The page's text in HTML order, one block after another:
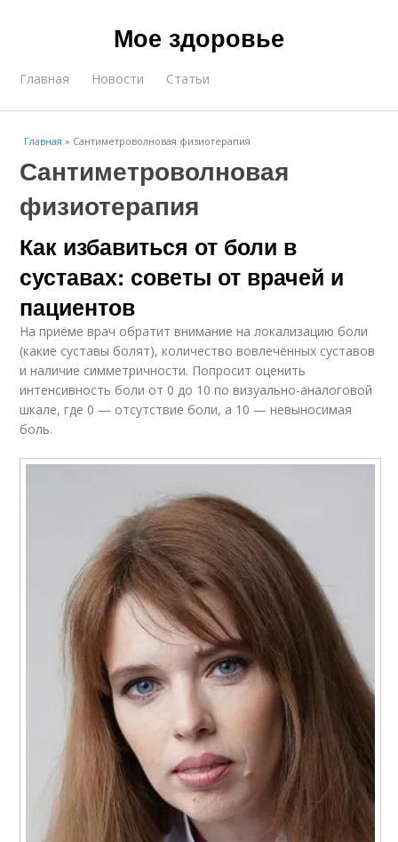
Мое здоровье
Главная Новости Статьи
Главная » Сантиметроволновая физиотерапия
Сантиметроволновая
физиотерапия
Как избавиться от боли в
суставах: советы от врачей и
пациентов
На приёме врач обратит внимание на локализацию боли
(какие суставы болят), количество вовлечённых суставов
и наличие симметричности. Попросит оценить
интенсивность боли от 0 до 10 по визуально-аналоговой
шкале, где 0 — отсутствие боли, а 10 — невыносимая
боль.